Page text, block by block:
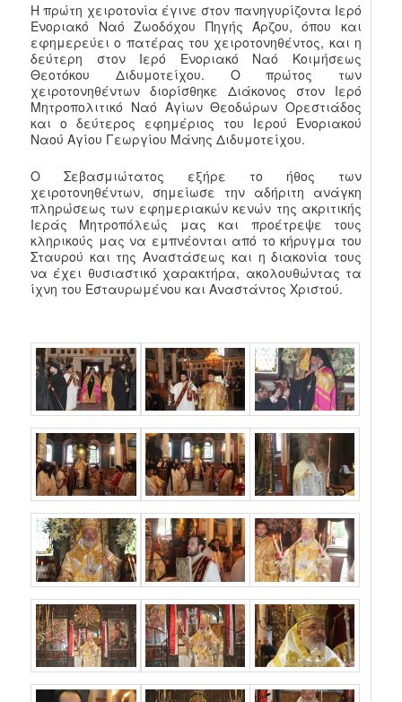
Η πρώτη χειροτονία έγινε στον πανηγυρίζοντα Ιερό
Ενοριακό Ναό Ζωοδόχου Πηγής Άρζου, όπου και
εφημερεύει ο πατέρας του χειροτονηθέντος, και η
δεύτερη στον Ιερό Ενοριακό Ναό Κοιμήσεως
Θεοτόκου Διδυμοτείχου. Ο πρώτος των
χειροτονηθέντων διορίσθηκε Διάκονος στον Ιερό
Μητροπολιτικό Ναό Αγίων Θεοδώρων Ορεστιάδος
και ο δεύτερος εφημέριος του Ιερού Ενοριακού
Ναού Αγίου Γεωργίου Μάνης Διδυμοτείχου.
Ο Σεβασμιώτατος εξήρε το ήθος των
χειροτονηθέντων, σημείωσε την αδήριτη ανάγκη
πληρώσεως των εφημεριακών κενών της ακριτικής
Ιεράς Μητροπόλεώς μας και προέτρεψε τους
κληρικούς μας να εμπνέονται από το κήρυγμα του
Σταυρού και της Αναστάσεως και η διακονία τους
να έχει θυσιαστικό χαρακτήρα, ακολουθώντας τα
ίχνη του Εσταυρωμένου και Αναστάντος Χριστού.